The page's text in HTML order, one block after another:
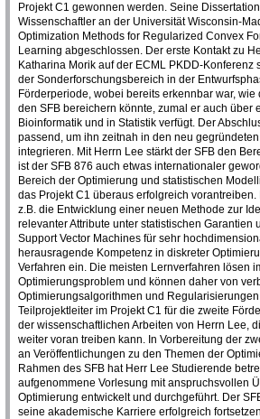
Projekt C1 gewonnen werden. Seine
Wissenschaftler an der Universität Wisconsin-
Optimization Methods for Regularized Convex
Learning abgeschlossen. Der erste Kontakt zu
Katharina Morik auf der ECML PKDD-Konferenz
der Sonderforschungsbereich in der
Förderperiode, wobei bereits erkennbar war,
den SFB bereichern könnte, zumal er auch über
Bioinformatik und in Statistik verfügt. Der
passend, um ihn zeitnah in den neu
integrieren. Mit Herrn Lee stärkt der SFB den
ist der SFB 876 auch etwas internationaler
Bereich der Optimierung und statistischen
das Projekt C1 überaus erfolgreich
z.B. die Entwicklung einer neuen Methode zur
relevanter Attribute unter statistischen Garantien
Support Vector Machines für sehr
herausragende Kompetenz in diskreter
Verfahren ein. Die meisten Lernverfahren lösen
Optimierungsproblem und können daher von
Optimierungsalgorithmen und
Teilprojektleiter im Projekt C1 für die zweite
der wissenschaftlichen Arbeiten von Herrn Lee,
weiter voran treiben kann. In Vorbereitung der
an Veröffentlichungen zu den Themen der
Rahmen des SFB hat Herr Lee Studierende
aufgenommene Vorlesung mit anspruchsvollen
Optimierung entwickelt und durchgeführt. Der
seine akademische Karriere erfolgreich